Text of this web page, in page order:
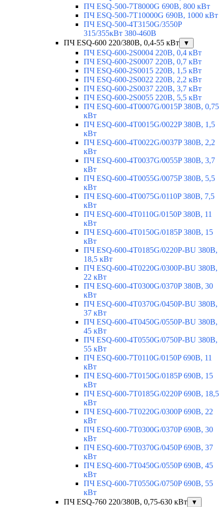
ПЧ ESQ-500-7T8000G 690В, 800 кВт
ПЧ ESQ-500-7T10000G 690В, 1000 кВт
ПЧ ESQ-500-4T3150G/3550P
315/355кВт 380-460В
ПЧ ESQ-600 220/380В, 0,4-55 кВт
▼
ПЧ ESQ-600-2S0004 220В, 0,4 кВт
ПЧ ESQ-600-2S0007 220В, 0,7 кВт
ПЧ ESQ-600-2S0015 220В, 1,5 кВт
ПЧ ESQ-600-2S0022 220В, 2,2 кВт
ПЧ ESQ-600-2S0037 220В, 3,7 кВт
ПЧ ESQ-600-2S0055 220В, 5,5 кВт
ПЧ ESQ-600-4T0007G/0015P 380В, 0,75
кВт
ПЧ ESQ-600-4T0015G/0022P 380В, 1,5
кВт
ПЧ ESQ-600-4T0022G/0037P 380В, 2,2
кВт
ПЧ ESQ-600-4T0037G/0055P 380В, 3,7
кВт
ПЧ ESQ-600-4T0055G/0075P 380В, 5,5
кВт
ПЧ ESQ-600-4T0075G/0110P 380В, 7,5
кВт
ПЧ ESQ-600-4T0110G/0150P 380В, 11
кВт
ПЧ ESQ-600-4T0150G/0185P 380В, 15
кВт
ПЧ ESQ-600-4T0185G/0220P-BU 380В,
18,5 кВт
ПЧ ESQ-600-4T0220G/0300P-BU 380В,
22 кВт
ПЧ ESQ-600-4T0300G/0370P 380В, 30
кВт
ПЧ ESQ-600-4T0370G/0450P-BU 380В,
37 кВт
ПЧ ESQ-600-4T0450G/0550P-BU 380В,
45 кВт
ПЧ ESQ-600-4T0550G/0750P-BU 380В,
55 кВт
ПЧ ESQ-600-7T0110G/0150P 690В, 11
кВт
ПЧ ESQ-600-7T0150G/0185P 690В, 15
кВт
ПЧ ESQ-600-7T0185G/0220P 690В, 18,5
кВт
ПЧ ESQ-600-7T0220G/0300P 690В, 22
кВт
ПЧ ESQ-600-7T0300G/0370P 690В, 30
кВт
ПЧ ESQ-600-7T0370G/0450P 690В, 37
кВт
ПЧ ESQ-600-7T0450G/0550P 690В, 45
кВт
ПЧ ESQ-600-7T0550G/0750P 690В, 55
кВт
ПЧ ESQ-760 220/380В, 0,75-630 кВт
▼